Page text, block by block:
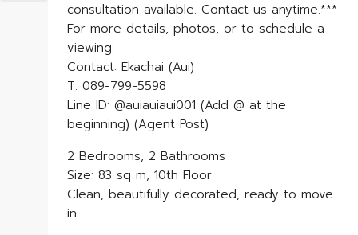
consultation available. Contact us anytime.***
For more details, photos, or to schedule a
viewing:
Contact: Ekachai (Aui)
T. 089-799-5598
Line ID: @auiauiaui001 (Add @ at the
beginning) (Agent Post)
2 Bedrooms, 2 Bathrooms
Size: 83 sq m, 10th Floor
Clean, beautifully decorated, ready to move
in.